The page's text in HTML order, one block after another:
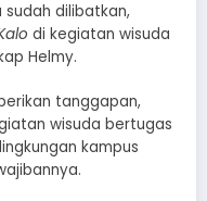
sudah dilibatkan,
di kegiatan wisuda
Helmy.
tanggapan,
wisuda bertugas
kampus